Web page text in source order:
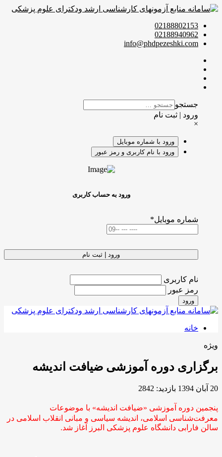
02188802153
02188940962
info@phdpezeshki.com
جستجو
ورود | ثبت نام
×
ورود با شماره موبایل
ورود با نام کاربری و رمز عبور
ورود به حساب کاربری
شماره موبایل*
ورود | ثبت نام
نام کاربری
رمز عبور
ورود
خانه
ویژه
برگزاری دوره آموزشی ضیافت اندیشه
20 آبان 1394 بازدید: 2842
پنجمین دوره آموزشی «ضیافت اندیشه» با موضوعات
معرفت‌شناسی اسلامی، اندیشه سیاسی و مبانی انقلاب اسلامی در
سالن فارابی دانشگاه علوم پزشکی البرز آغاز شد.